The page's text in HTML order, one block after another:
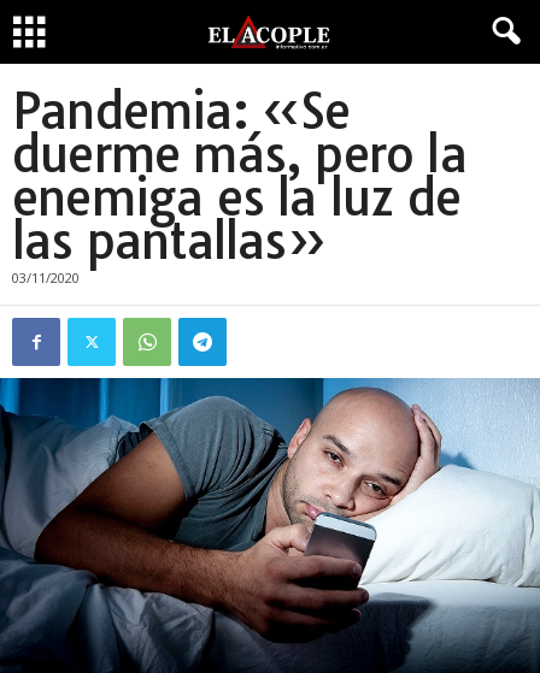
Pandemia: «Se
duerme más, pero la
enemiga es la luz de
las pantallas»
03/11/2020